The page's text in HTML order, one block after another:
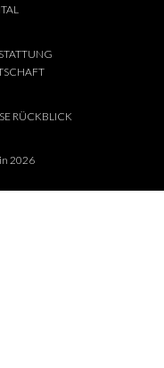
RÜCKBLICK
2026